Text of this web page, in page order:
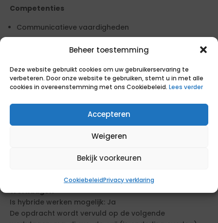
Beheer toestemming
Deze website gebruikt cookies om uw gebruikerservaring te
verbeteren. Door onze website te gebruiken, stemt u in met alle
cookies in overeenstemming met ons Cookiebeleid. Lees verder
Accepteren
Weigeren
Bekijk voorkeuren
CookiebeleidPrivacy verklaring
Competenties
Communicatieve vaardigheden
Probleemoplossend vermogen
Functieschaal
Deze functie is ingedeeld in functieschaal. Deze
functieschaal is verbonden aan de desbetreffende
CAO van de opdrachtgever inzake de inlenersbeloning.
Benodigd aantal professionals
Maximaal 5 pagina’s, opgesteld in het Nederlands,
Werkdagen
Is hybride werken mogelijk: Ja
De opdracht wordt vervuld op de volgende